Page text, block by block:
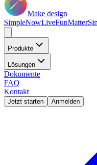
Make design
SimpleNowLiveFunMatter
Produkte
Lösungen
Dokumente
FAQ
Kontakt
Jetzt starten Anmelden